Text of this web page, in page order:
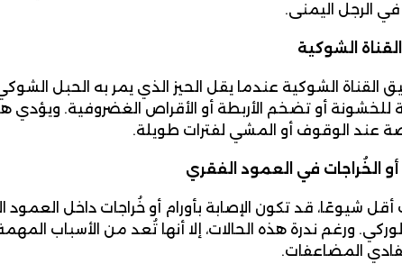
الرجل اليمنى.
الشوكية
القناة الشوكية عندما يقل الحيز الذي يمر به الحبل
للخشونة أو تضخم الأربطة أو الأقراص الغضروفية.
عند الوقوف أو المشي لفترات طويلة.
أو الخُراجات في العمود الفقري
أقل شيوعًا، قد تكون الإصابة بأورام أو خُراجات داخل
ورغم ندرة هذه الحالات، إلا أنها تُعد من الأسباب
المضاعفات.